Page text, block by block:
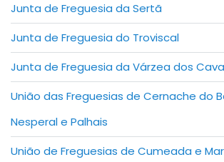
Junta de Freguesia da Sertã
Junta de Freguesia do Troviscal
Junta de Freguesia da Várzea dos
União das Freguesias de Cernache do
Nesperal e Palhais
União de Freguesias de Cumeada e